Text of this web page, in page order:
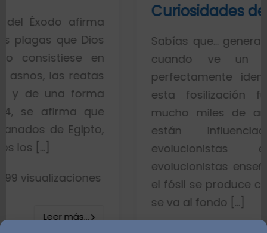
Curiosidades de los fósiles
Sabías que… generalmente toda la
cuando ve un fósil de un
perfectamente identificado
esta fosilización fue un
mucho miles de años. Esto es
están influenciados por
evolucionistas
evolucionistas enseñan con
el fósil se produce cuando el pez
se va al fondo […]